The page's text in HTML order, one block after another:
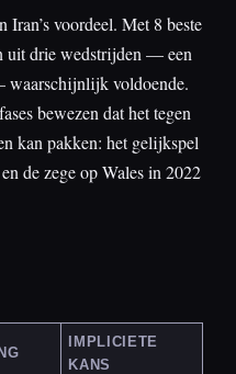
voordeel. Met 8 beste
uit drie wedstrijden — een
voldoende.
bewezen dat het tegen
kan pakken: het gelijkspel
de zege op Wales in 2022
IMPLICIETE
KANS